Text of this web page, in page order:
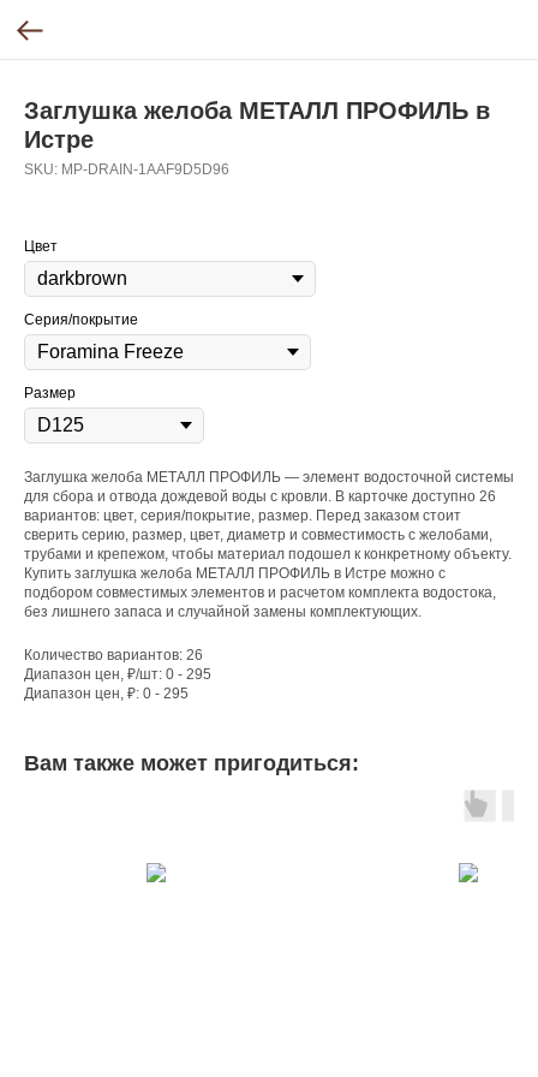
Заглушка желоба МЕТАЛЛ ПРОФИЛЬ в
Истре
SKU: MP-DRAIN-1AAF9D5D96
Цвет
Серия/покрытие
Размер
Заглушка желоба МЕТАЛЛ ПРОФИЛЬ — элемент водосточной системы
для сбора и отвода дождевой воды с кровли. В карточке доступно 26
вариантов: цвет, серия/покрытие, размер. Перед заказом стоит
сверить серию, размер, цвет, диаметр и совместимость с желобами,
трубами и крепежом, чтобы материал подошел к конкретному объекту.
Купить заглушка желоба МЕТАЛЛ ПРОФИЛЬ в Истре можно с
подбором совместимых элементов и расчетом комплекта водостока,
без лишнего запаса и случайной замены комплектующих.
Количество вариантов: 26
Диапазон цен, ₽/шт: 0 - 295
Диапазон цен, ₽: 0 - 295
Вам также может пригодиться: